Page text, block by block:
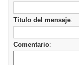
Titulo del mensaje:
Comentario: